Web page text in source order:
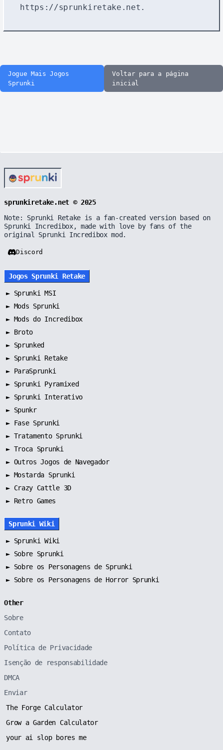
https://sprunkiretake.net .
Jogue Mais Jogos
Sprunki
Voltar para a página
inicial
sprunkiretake.net © 2025
Note: Sprunki Retake is a fan-created version based on
Sprunki Incredibox, made with love by fans of the
original Sprunki Incredibox mod.
Discord
Jogos Sprunki Retake
► Sprunki MSI
► Mods Sprunki
► Mods do Incredibox
► Broto
► Sprunked
► Sprunki Retake
► ParaSprunki
► Sprunki Pyramixed
► Sprunki Interativo
► Spunkr
► Fase Sprunki
► Tratamento Sprunki
► Troca Sprunki
► Outros Jogos de Navegador
► Mostarda Sprunki
► Crazy Cattle 3D
► Retro Games
Sprunki Wiki
► Sprunki Wiki
► Sobre Sprunki
► Sobre os Personagens de Sprunki
► Sobre os Personagens de Horror Sprunki
Other
Sobre
Contato
Política de Privacidade
Isenção de responsabilidade
DMCA
Enviar
The Forge Calculator
Grow a Garden Calculator
your ai slop bores me